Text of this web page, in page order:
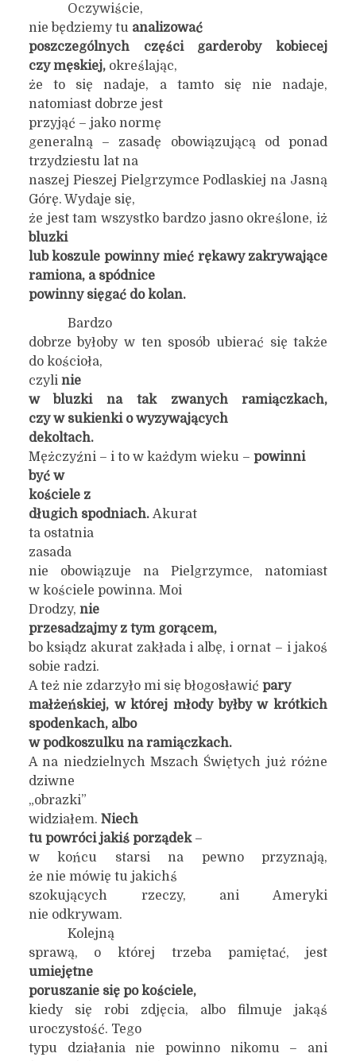
Oczywiście,
nie będziemy tu analizować
poszczególnych części garderoby kobiecej
czy męskiej, określając,
że to się nadaje, a tamto się nie nadaje,
natomiast dobrze jest
przyjąć – jako normę
generalną – zasadę obowiązującą od ponad
trzydziestu lat na
naszej Pieszej Pielgrzymce Podlaskiej na Jasną
Górę. Wydaje się,
że jest tam wszystko bardzo jasno określone, iż
bluzki
lub koszule powinny mieć rękawy zakrywające
ramiona, a spódnice
powinny sięgać do kolan.
Bardzo
dobrze byłoby w ten sposób ubierać się także
do kościoła,
czyli nie
w bluzki na tak zwanych ramiączkach,
czy w sukienki o wyzywających
dekoltach.
Mężczyźni – i to w każdym wieku – powinni
być w
kościele z
długich spodniach. Akurat
ta ostatnia
zasada
nie obowiązuje na Pielgrzymce, natomiast
w kościele powinna. Moi
Drodzy, nie
przesadzajmy z tym gorącem,
bo ksiądz akurat zakłada i albę, i ornat – i jakoś
sobie radzi.
A też nie zdarzyło mi się błogosławić pary
małżeńskiej, w której młody byłby w krótkich
spodenkach, albo
w podkoszulku na ramiączkach.
A na niedzielnych Mszach Świętych już różne
dziwne
„obrazki”
widziałem. Niech
tu powróci jakiś porządek –
w końcu starsi na pewno przyznają,
że nie mówię tu jakichś
szokujących rzeczy, ani Ameryki
nie odkrywam.
Kolejną
sprawą, o której trzeba pamiętać, jest
umiejętne
poruszanie się po kościele,
kiedy się robi zdjęcia, albo filmuje jakąś
uroczystość. Tego
typu działania nie powinno nikomu – ani